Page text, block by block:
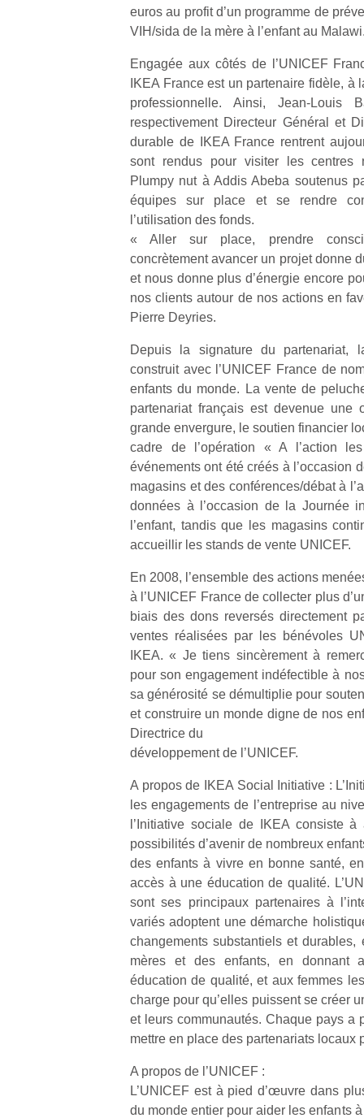
euros au profit d’un programme de
VIH/sida de la mère à l’enfant au
Engagée aux côtés de l’UNICEF
IKEA France est un partenaire fidèle, à
professionnelle. Ainsi, Jean-Louis
respectivement Directeur Général et
durable de IKEA France rentrent
sont rendus pour visiter les centres
Plumpy nut à Addis Abeba soutenus
équipes sur place et se rendre
l’utilisation des fonds.
« Aller sur place, prendre
concrètement avancer un projet donne
et nous donne plus d’énergie encore
nos clients autour de nos actions en
Pierre Deyries.
Depuis la signature du partenariat,
construit avec l’UNICEF France de
enfants du monde. La vente de
partenariat français est devenue une
grande envergure, le soutien financier
cadre de l’opération « A l’action
événements ont été créés à l’occasion
magasins et des conférences/débat à
données à l’occasion de la Journée
l’enfant, tandis que les magasins
accueillir les stands de vente UNICEF.
En 2008, l’ensemble des actions
à l’UNICEF France de collecter plus
biais des dons reversés directement
ventes réalisées par les bénévoles
IKEA. « Je tiens sincèrement à
pour son engagement indéfectible à
sa générosité se démultiplie pour
et construire un monde digne de nos
Directrice du
développement de l’UNICEF.
A propos de IKEA Social Initiative :
les engagements de l’entreprise au
l’Initiative sociale de IKEA consiste
possibilités d’avenir de nombreux
des enfants à vivre en bonne santé,
accès à une éducation de qualité.
sont ses principaux partenaires à
variés adoptent une démarche
changements substantiels et
mères et des enfants, en donnant
éducation de qualité, et aux femmes
charge pour qu’elles puissent se créer
et leurs communautés. Chaque pays a
mettre en place des partenariats locaux
A propos de l’UNICEF :
L’UNICEF est à pied d’œuvre dans
du monde entier pour aider les enfants
…
NextGen,
une
nouvelle
trottinette
mécanique
Beeper
Les
enfants
débordent
souvent
d’énergie.
Varier les
occupations
n’est pas
toujours
Conjuguer
divertissement,
activité
Des
trampolines
pour les
grands et
les petits !
Durant les
estivales
et avec le
retour des
beaux
jours, c’est
l’occasion
rêvée
de